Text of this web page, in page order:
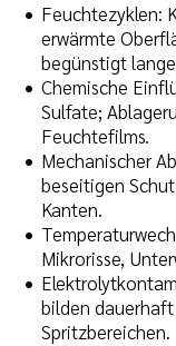
Feuchtezyklen:
erwärmte
begünstigt
Chemische
Sulfate;
Feuchtefilms.
Mechanischer
beseitigen
Kanten.
Mikrorisse,
bilden
Spritzbereichen.